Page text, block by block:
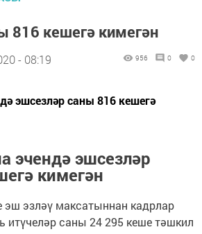
816 кешегә кимегән
- 08:19 956 0 0
эшсезләр саны 816 кешегә
эчендә эшсезләр
кимегән
эзләү максатыннан кадрлар
итүчеләр саны 24 295 кеше тәшкил